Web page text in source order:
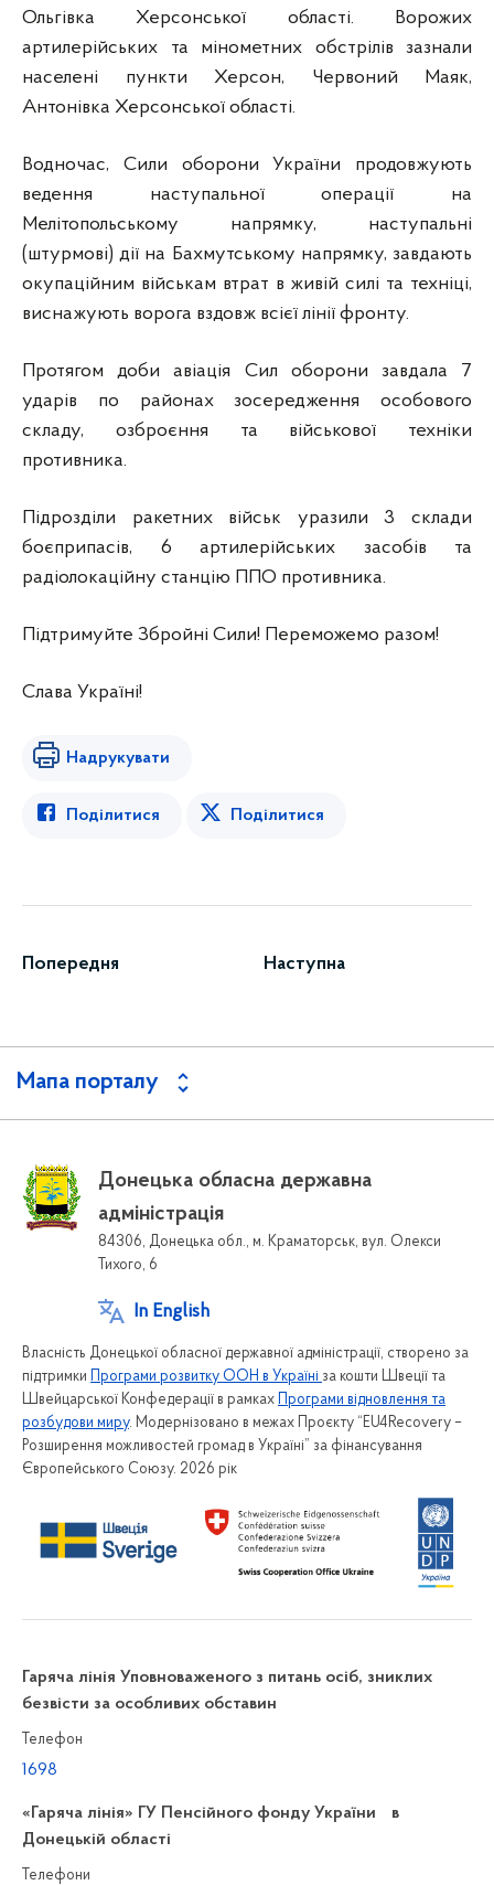
Ольгівка Херсонської області. Ворожих
артилерійських та мінометних обстрілів зазнали
населені пункти Херсон, Червоний Маяк,
Антонівка Херсонської області.
Водночас, Сили оборони України продовжують
ведення наступальної операції на
Мелітопольському напрямку, наступальні
(штурмові) дії на Бахмутському напрямку, завдають
окупаційним військам втрат в живій силі та техніці,
виснажують ворога вздовж всієї лінії фронту.
Протягом доби авіація Сил оборони завдала 7
ударів по районах зосередження особового
складу, озброєння та військової техніки
противника.
Підрозділи ракетних військ уразили 3 склади
боєприпасів, 6 артилерійських засобів та
радіолокаційну станцію ППО противника.
Підтримуйте Збройні Сили! Переможемо разом!
Слава Україні!
Надрукувати
Поділитися Поділитися
Попередня Наступна
Мапа порталу
Донецька обласна державна
адміністрація
84306, Донецька обл., м. Краматорськ, вул. Олекси
Тихого, 6
In English
Власність Донецької обласної державної адміністрації, створено за
підтримки Програми розвитку ООН в Україні за кошти Швеції та
Швейцарської Конфедерації в рамках Програми відновлення та
розбудови миру. Модернізовано в межах Проєкту “EU4Recovery –
Розширення можливостей громад в Україні” за фінансування
Європейського Союзу. 2026 рік
Гаряча лінія Уповноваженого з питань осіб, зниклих
безвісти за особливих обставин
Телефон
1698
«Гаряча лінія» ГУ Пенсійного фонду України в
Донецькій області
Телефони